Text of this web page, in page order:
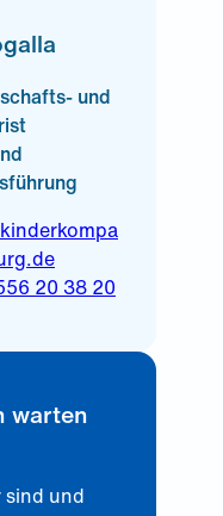
und
20 38 20
warten
sind und